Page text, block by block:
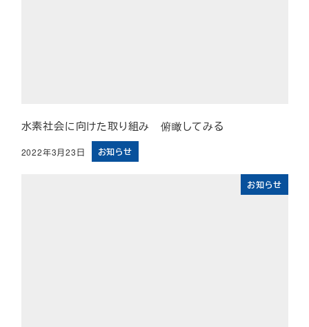
水素社会に向けた取り組み 俯瞰してみる
投稿日
2022年3月23日 お知らせ
お知らせ